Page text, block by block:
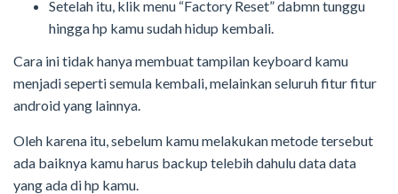
Setelah itu, klik menu “Factory Reset” dabmn tunggu
hingga hp kamu sudah hidup kembali.
Cara ini tidak hanya membuat tampilan keyboard kamu
menjadi seperti semula kembali, melainkan seluruh fitur fitur
android yang lainnya.
Oleh karena itu, sebelum kamu melakukan metode tersebut
ada baiknya kamu harus backup telebih dahulu data data
yang ada di hp kamu.